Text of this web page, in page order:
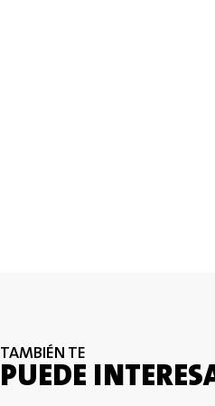
TAMBIÉN TE
PUEDE